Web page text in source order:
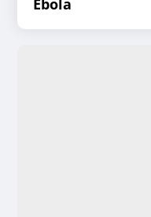
Ebola